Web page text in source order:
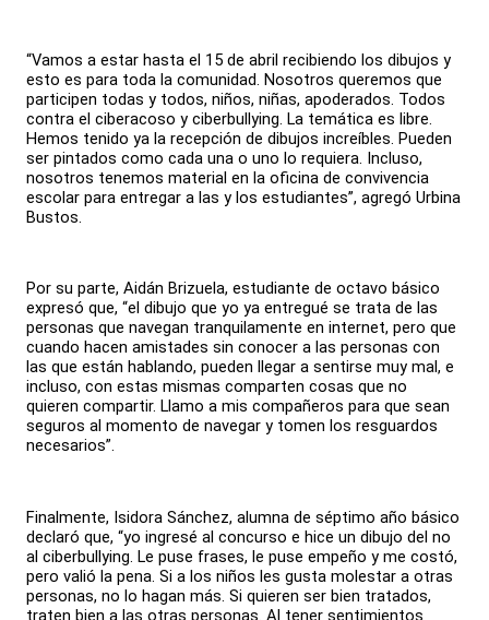
“Vamos a estar hasta el 15 de abril recibiendo los dibujos y
esto es para toda la comunidad. Nosotros queremos que
participen todas y todos, niños, niñas, apoderados. Todos
contra el ciberacoso y ciberbullying. La temática es libre.
Hemos tenido ya la recepción de dibujos increíbles. Pueden
ser pintados como cada una o uno lo requiera. Incluso,
nosotros tenemos material en la oficina de convivencia
escolar para entregar a las y los estudiantes”, agregó Urbina
Bustos.
Por su parte, Aidán Brizuela, estudiante de octavo básico
expresó que, “el dibujo que yo ya entregué se trata de las
personas que navegan tranquilamente en internet, pero que
cuando hacen amistades sin conocer a las personas con
las que están hablando, pueden llegar a sentirse muy mal, e
incluso, con estas mismas comparten cosas que no
quieren compartir. Llamo a mis compañeros para que sean
seguros al momento de navegar y tomen los resguardos
necesarios”.
Finalmente, Isidora Sánchez, alumna de séptimo año básico
declaró que, “yo ingresé al concurso e hice un dibujo del no
al ciberbullying. Le puse frases, le puse empeño y me costó,
pero valió la pena. Si a los niños les gusta molestar a otras
personas, no lo hagan más. Si quieren ser bien tratados,
traten bien a las otras personas. Al tener sentimientos